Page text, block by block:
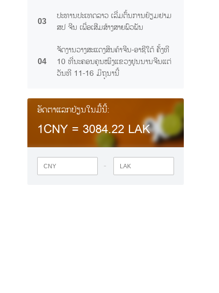
03
ປະທານປະເທດລາວ ເລີ່ມຕົ້ນການຢ້ຽມຢາມ
ສປ ຈີນ ເພື່ອເສີມສ້າງສາຍພົວພັນ
04
ຈັດງານວາງສະແດງສິນຄ້າຈີນ-ອາຊີໃຕ້ ຄັ້ງທີ
10 ທີ່ນະຄອນຄຸນໝິງແຂວງຢຸນນານຈີນແຕ່
ວັນທີ 11-16 ມິຖຸນານີ້
ອັດຕາແລກປ່ຽນໃນມື້ນີ້:
1CNY = 3084.22 LAK
-